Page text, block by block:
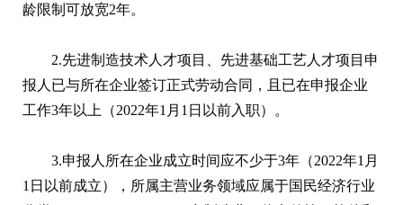
龄限制可放宽2年。
2.先进制造技术人才项目、先进基础工艺人才项目申
报人已与所在企业签订正式劳动合同，且已在申报企业
工作3年以上（2022年1月1日以前入职）。
3.申报人所在企业成立时间应不少于3年（2022年1月
1日以前成立），所属主营业务领域应属于国民经济行业